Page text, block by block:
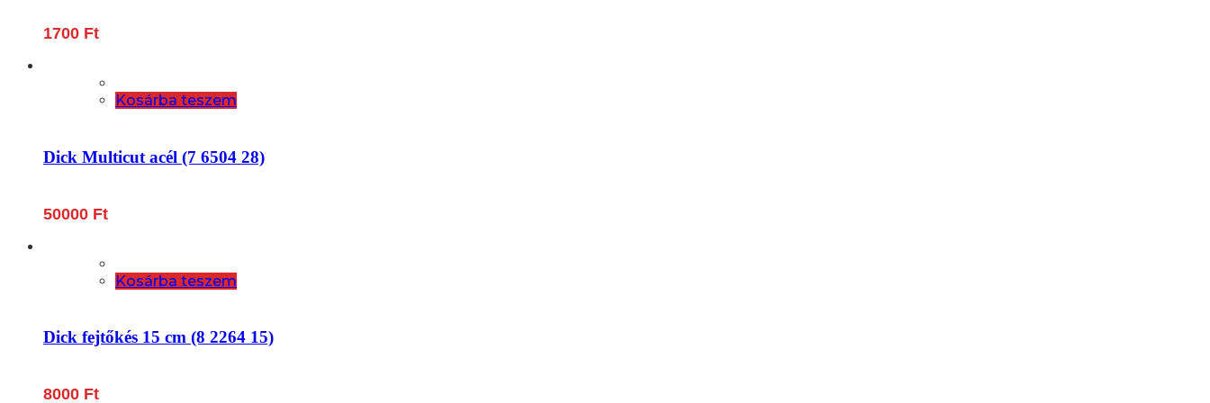
1700 Ft
Kosárba teszem
Dick Multicut acél (7 6504 28)
50000 Ft
Kosárba teszem
Dick fejtőkés 15 cm (8 2264 15)
8000 Ft